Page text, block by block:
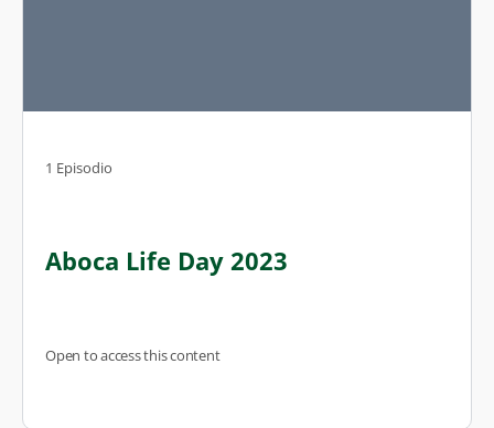
1 Episodio
Aboca Life Day 2023
Open to access this content